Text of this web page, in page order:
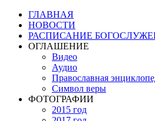
ГЛАВНАЯ
НОВОСТИ
РАСПИСАНИЕ
ОГЛАШЕНИЕ
Видео
Аудио
Православная
Символ веры
ФОТОГРАФИИ
2015 год